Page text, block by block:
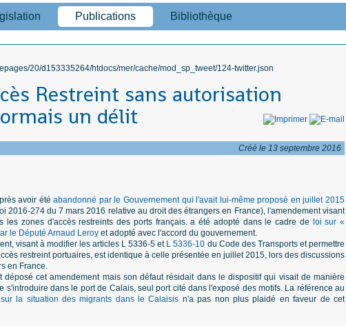
Publications Bibliothèque
20/d153335264/htdocs/mer/cache/mod_sp_tweet/124-twitter.json
Restreint sans autorisation
un délit
Créé le 13 septembre 2016
avoir été abandonné par le Gouvernement qui l'avait lui-même proposé en juillet 2015
2016-274 du 7 mars 2016 relative au droit des étrangers en France), l'amendement visant
les zones d'accès restreints des ports français. a été adopté dans le cadre de
loi sur «
le Député Arnaud Leroy et adopté avec l'accord du gouvernement.
visant à modifier les articles L 5336-5 etL 5336-10 du Code des Transports et permettre
restreint portuaires, est identique à celle présentée en juillet 2015, lors des discussions
en France.
cet amendement mais son défaut résidait dans le dispositif qui visait de manière
dans le port de Calais, seul port cité dans l'exposé des motifs. La référence au
la situation des migrants dans le Calaisis n'a pas non plus plaidé en faveur de cet